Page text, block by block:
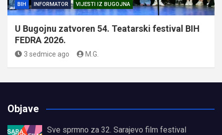
BIH INFORMATOR VIJESTI IZ BUGOJNA
U Bugojnu zatvoren 54. Teatarski festival BIH
FEDRA 2026.
3 sedmice ago M.G.
Objave
Sve sprmno za 32. Sarajevo film festival